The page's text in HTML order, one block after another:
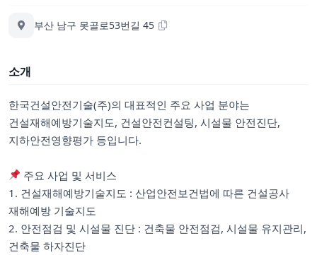
부산 남구 못골로53번길 45
소개
한국건설안전기술(주)의 대표적인 주요 사업 분야는
건설재해예방기술지도, 건설안전컨설팅, 시설물 안전진단,
지하안전영향평가 등입니다.
주요 사업 및 서비스
1. 건설재해예방기술지도 : 산업안전보건법에 따른 건설공사
재해예방 기술지도
2. 안전점검 및 시설물 진단 : 건축물 안전점검, 시설물 유지관리,
건축물 하자진단